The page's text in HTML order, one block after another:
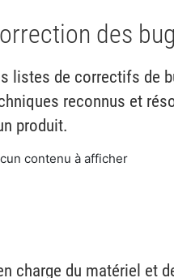
des
listes de correctifs de
reconnus et
produit.
contenu à afficher
charge du matériel et